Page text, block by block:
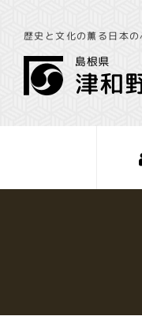
歴史と文化の薫る日本の